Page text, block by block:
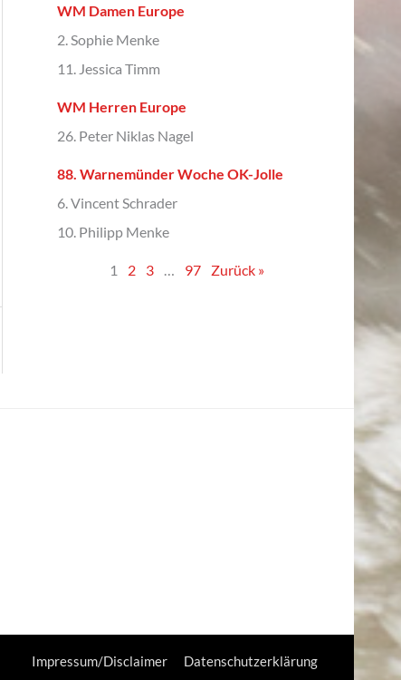
WM Damen Europe
2. Sophie Menke
11. Jessica Timm
WM Herren Europe
26. Peter Niklas Nagel
88. Warnemünder Woche OK-Jolle
6. Vincent Schrader
10. Philipp Menke
1 2 3 97 Zurück »
Impressum/Disclaimer Datenschutzerklärung